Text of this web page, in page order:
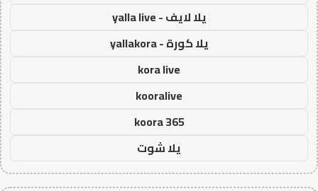
يلا لايف - yalla live
يلا كورة - yallakora
kora live
kooralive
koora 365
يلا شوت